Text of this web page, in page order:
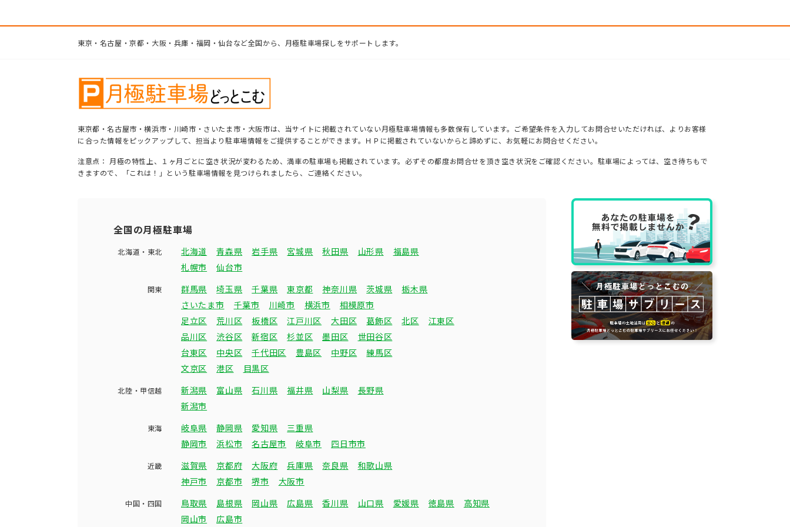
東京・名古屋・京都・大阪・兵庫・福岡・仙台など全国から、月極駐車場探しをサポートします。
東京都・名古屋市・横浜市・川崎市・さいたま市・大阪市は、当サイトに掲載されていない月極駐車場情報も多数保有しています。ご希望条件を入力してお問合せいただければ、よりお客様
に合った情報をピックアップして、担当より駐車場情報をご提供することができます。ＨＰに掲載されていないからと諦めずに、お気軽にお問合せください。
注意点： 月極の特性上、１ヶ月ごとに空き状況が変わるため、満車の駐車場も掲載されています。必ずその都度お問合せを頂き空き状況をご確認ください。駐車場によっては、空き待ちもで
きますので、「これは！」という駐車場情報を見つけられましたら、ご連絡ください。
全国の月極駐車場
北海道・東北 北海道 青森県 岩手県 宮城県 秋田県 山形県
福島県
札幌市
仙台市
関東 群馬県 埼玉県 千葉県 東京都 神奈川県 茨城県
栃木県
さいたま市
千葉市 川崎市 横浜市
相模原市
足立区
荒川区 板橋区 江戸川区 大田区 葛飾区 北区
江東区
品川区
渋谷区 新宿区 杉並区 墨田区
世田谷区
台東区
中央区 千代田区 豊島区 中野区
練馬区
文京区
港区 目黒区
北陸・甲信越 新潟県 富山県 石川県 福井県 山梨県
長野県
新潟市
東海 岐阜県 静岡県 愛知県
三重県
静岡市
浜松市 名古屋市 岐阜市 四日市市
近畿 滋賀県 京都府 大阪府 兵庫県 奈良県
和歌山県
神戸市
京都市 堺市 大阪市
中国・四国 鳥取県 島根県 岡山県 広島県 香川県 山口県 愛媛県 徳島県
高知県
岡山市
広島市